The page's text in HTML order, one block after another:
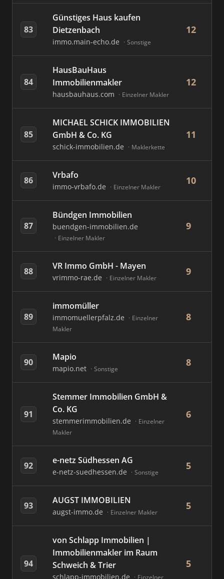
83
Günstiges Haus kaufen
Dietzenbach
immo.main-echo.de Sonstige
12
84
HausBauHaus
Immobilienmakler
hausbauhaus.com Einzelner Makler
12
85
MICHAEL SCHICK IMMOBILIEN
GmbH & Co. KG
schick-immobilien.de Maklerkette
11
86 Vrbafo
immo-vrbafo.de Einzelner Makler
10
87
Bündgen Immobilien
buendgen-immobilien.de
Einzelner Makler
9
88 VR Immo GmbH - Mayen
vrimmo-rae.de Einzelner Makler
9
89
immomüller
immomuellerpfalz.de
Einzelner
Makler
8
90 Mapio
mapio.net Sonstige
8
91
Stemmer Immobilien GmbH &
Co. KG
stemmerimmobilien.de
Einzelner
Makler
6
92 e-netz Südhessen AG
e-netz-suedhessen.de Sonstige
5
93 AUGST IMMOBILIEN
augst-immo.de Einzelner Makler
5
94
von Schlapp Immobilien |
Immobilienmakler im Raum
Schweich & Trier
schlapp-immobilien.de Einzelner
5